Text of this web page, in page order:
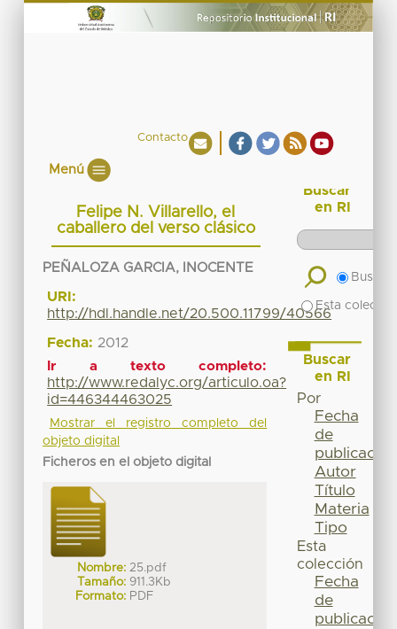
Contacto
Menú
Felipe N. Villarello, el
caballero del verso clásico
PEÑALOZA GARCIA, INOCENTE
URI:
http://hdl.handle.net/20.500.11799/40566
Fecha: 2012
Ir a texto completo:
http://www.redalyc.org/articulo.oa?
id=446344463025
Mostrar el registro completo del
objeto digital
Ficheros en el objeto digital
Nombre: 25.pdf
Tamaño: 911.3Kb
Formato: PDF
Buscar
en RI
Buscar
Esta
Buscar
en RI
Por
Fecha
de
publicación
Autor
Título
Materia
Tipo
Esta
colección
Fecha
de
publicación